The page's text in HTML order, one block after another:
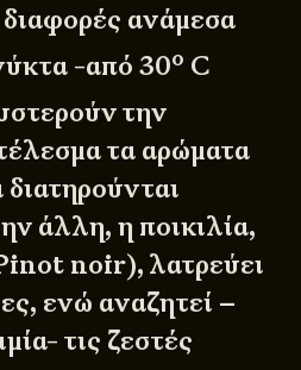
ανάμεσα
-από 30ο C
την
τα αρώματα
άλλη, η ποικιλία,
noir), λατρεύει
ενώ αναζητεί –
τις ζεστές